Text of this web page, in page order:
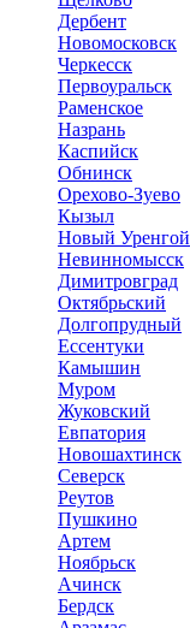
Дербент
Новомосковск
Черкесск
Первоуральск
Раменское
Назрань
Каспийск
Обнинск
Орехово-Зуево
Кызыл
Новый Уренгой
Невинномысск
Димитровград
Октябрьский
Долгопрудный
Ессентуки
Камышин
Муром
Жуковский
Евпатория
Новошахтинск
Северск
Реутов
Пушкино
Артем
Ноябрьск
Ачинск
Бердск